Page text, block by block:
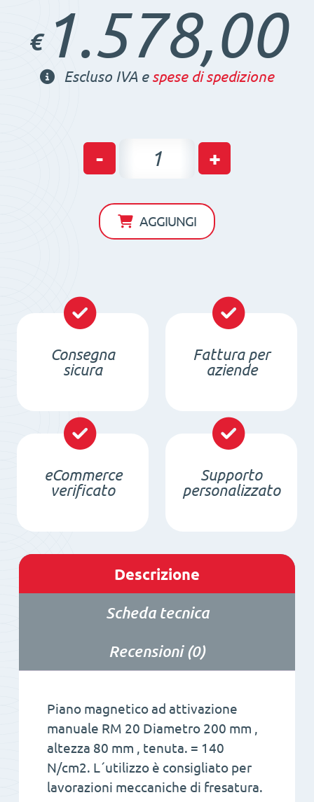
€1.578,00
Escluso IVA e spese di spedizione
-
magnetico
circolare
RM
+
AGGIUNGI
Consegna
sicura
Fattura per
aziende
eCommerce
verificato
Supporto
personalizzato
Descrizione
Scheda tecnica
Recensioni (0)
Piano magnetico ad attivazione
manuale RM 20 Diametro 200 mm ,
altezza 80 mm , tenuta. = 140
N/cm2. L´utilizzo è consigliato per
lavorazioni meccaniche di fresatura.